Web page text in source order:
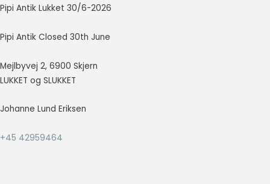
Pipi Antik Lukket 30/6-2026
Pipi Antik Closed 30th June
Mejlbyvej 2, 6900 Skjern
LUKKET og SLUKKET
Johanne Lund Eriksen
+45 42959464
del
hjemmesiden.
Marketing
cookies
spore
besøgende